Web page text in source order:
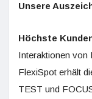
Unsere
Höchste
Interaktionen von
FlexiSpot erhält
TEST und